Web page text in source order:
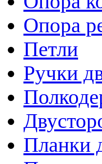
Опора
Петли
Ручки
Планки